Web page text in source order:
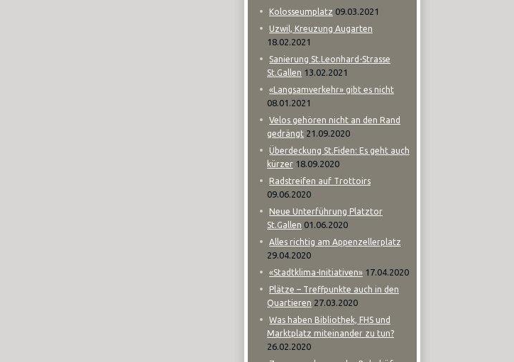
Kolosseumplatz 09.03.2021
Uzwil, Kreuzung Augarten
18.02.2021
Sanierung St.Leonhard-Strasse
St.Gallen 13.02.2021
«Langsamverkehr» gibt es nicht
08.01.2021
Velos gehören nicht an den Rand
gedrängt 21.09.2020
Überdeckung St.Fiden: Es geht auch
kürzer 18.09.2020
Radstreifen auf Trottoirs
09.06.2020
Neue Unterführung Platztor
St.Gallen 01.06.2020
Alles richtig am Appenzellerplatz
29.04.2020
«Stadtklima-Initiativen» 17.04.2020
Plätze – Treffpunkte auch in den
Quartieren 27.03.2020
Was haben Bibliothek, FHS und
Marktplatz miteinander zu tun?
26.02.2020